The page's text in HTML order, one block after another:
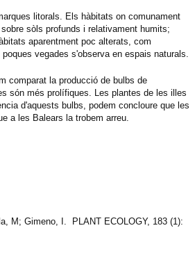
litorals. Els hàbitats on comunament
sòls profunds i relativament humits;
aparentment poc alterats, com
vegades s'observa en espais naturals.
comparat la producció de bulbs de
són més prolífiques. Les plantes de les illes
d'aquests bulbs, podem concloure que les
a les Balears la trobem arreu.
M; Gimeno, I. PLANT ECOLOGY, 183 (1):